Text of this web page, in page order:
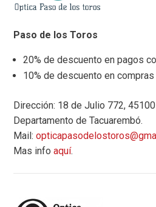
Paso de los Toros
20% de descuento en pagos
10% de descuento en
Dirección: 18 de Julio 772,
Departamento de Tacuarembó.
Mail:
Mas infoaquí.